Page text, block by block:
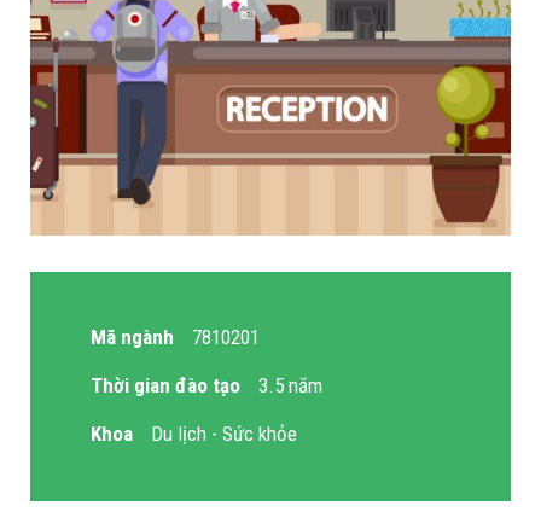
Mã ngành
7810201
Thời gian đào tạo
3.5 năm
Khoa
Du lịch - Sức khỏe